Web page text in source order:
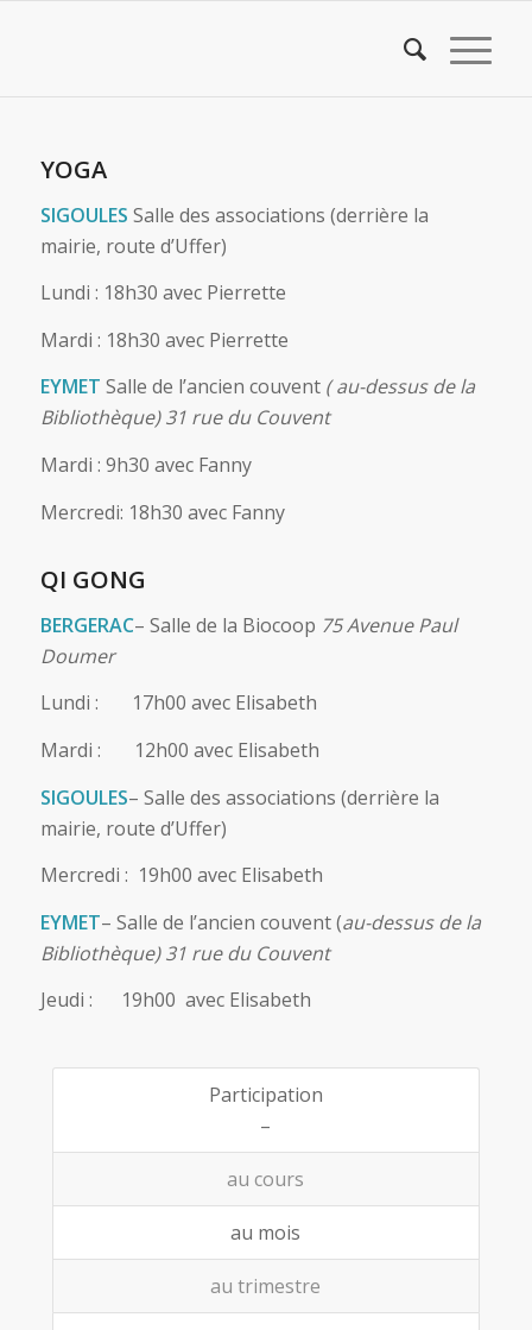
YOGA
SIGOULES Salle des associations (derrière la
mairie, route d’Uffer)
Lundi : 18h30 avec Pierrette
Mardi : 18h30 avec Pierrette
EYMET Salle de l’ancien couvent( au-dessus de la
Bibliothèque) 31 rue du Couvent
Mardi : 9h30 avec Fanny
Mercredi: 18h30 avec Fanny
QI GONG
BERGERAC– Salle de la Biocoop 75 Avenue Paul
Doumer
Lundi : 17h00 avec Elisabeth
Mardi : 12h00 avec Elisabeth
SIGOULES– Salle des associations (derrière la
mairie, route d’Uffer)
Mercredi : 19h00 avec Elisabeth
EYMET– Salle de l’ancien couvent (au-dessus de la
Bibliothèque) 31 rue du Couvent
Jeudi : 19h00 avec Elisabeth
Participation
–
au cours
au mois
au trimestre